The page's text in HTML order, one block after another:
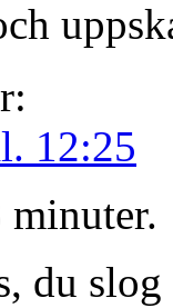
12:25
minuter.
du